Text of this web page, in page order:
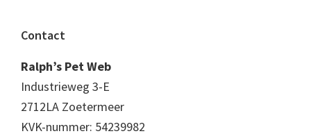
Footer
Contact
Ralph’s Pet Web
Industrieweg 3-E
2712LA Zoetermeer
KVK-nummer: 54239982